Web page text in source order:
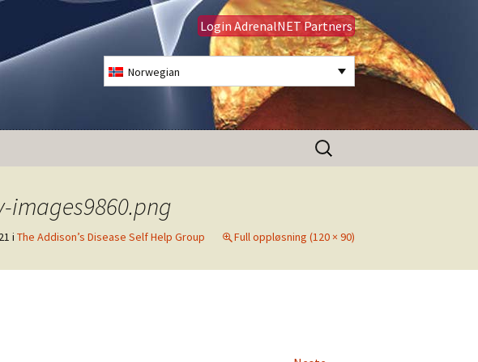
Login AdrenalNET Partners
Norwegian
Søk
etter:
i The Addison’s Disease Self Help Group Full oppløsning (120 × 90)